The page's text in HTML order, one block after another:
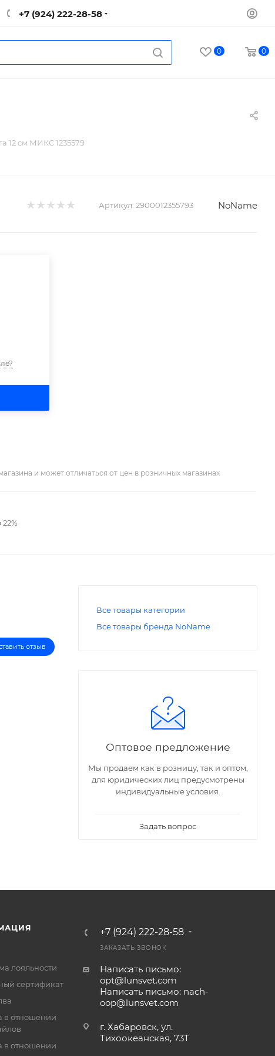
+7 (924) 222-28-58
0 0
12 см МИКС 1235579
Артикул: 2900012355793 NoName
и может отличаться от цен в розничных магазинах
отзыв
Все товары категории
Все товары бренда NoName
Оптовое предложение
Мы продаем как в розницу, так и оптом,
для юридических лиц предусмотрены
индивидуальные условия.
Задать вопрос
лояльности
сертификат
в отношении
в отношении
+7 (924) 222-28-58
ЗАКАЗАТЬ ЗВОНОК
Написать письмо:
opt@lunsvet.com
Написать письмо: nach-
oop@lunsvet.com
г. Хабаровск, ул.
Тихоокеанская, 73Т